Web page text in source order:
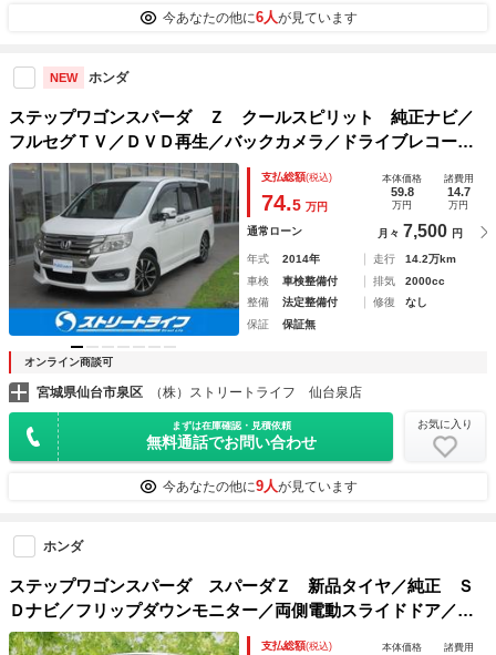
今あなたの他に6人が見ています
NEW ホンダ
ステップワゴンスパーダ Ｚ クールスピリット 純正ナビ／
フルセグＴＶ／ＤＶＤ再生／バックカメラ／ドライブレコーダ
ー／ＥＴＣ／スマートキー／ＨＩＤヘッドライト／オートライ
ト／フォグライト／Ｂｌｕｅｔｏｏｔｈ接続使用可／電動格納
ミラー
支払総額(税込)
74.5 万円
本体価格
59.8
万円
諸費用
14.7
万円
通常ローン 月々 7,500 円
年式 2014年 走行
14.2万km
車検
車検整備付 排気
2000cc
整備
法定整備付 修復
なし
保証
保証無
オンライン商談可
宮城県仙台市泉区 （株）ストリートライフ 仙台泉店
まずは在庫確認・見積依頼
無料通話でお問い合わせ
お気に入り
今あなたの他に9人が見ています
ホンダ
ステップワゴンスパーダ スパーダＺ 新品タイヤ／純正 Ｓ
Ｄナビ／フリップダウンモニター／両側電動スライドドア／ヘ
ッドランプ ＨＩＤ／ＥＴＣ／ＥＢＤ付ＡＢＳ／横滑り防止装
支払総額(税込) 本体価格 諸費用